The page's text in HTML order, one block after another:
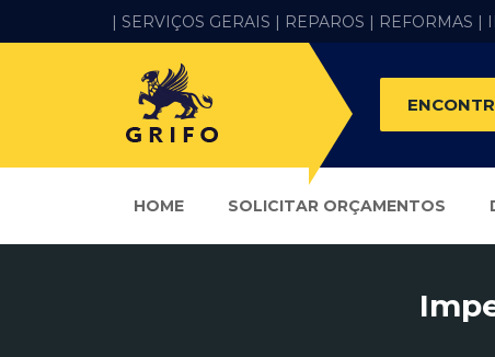
| SERVIÇOS GERAIS | REPAROS | REFORMAS |
HOME SOLICITAR ORÇAMENTOS